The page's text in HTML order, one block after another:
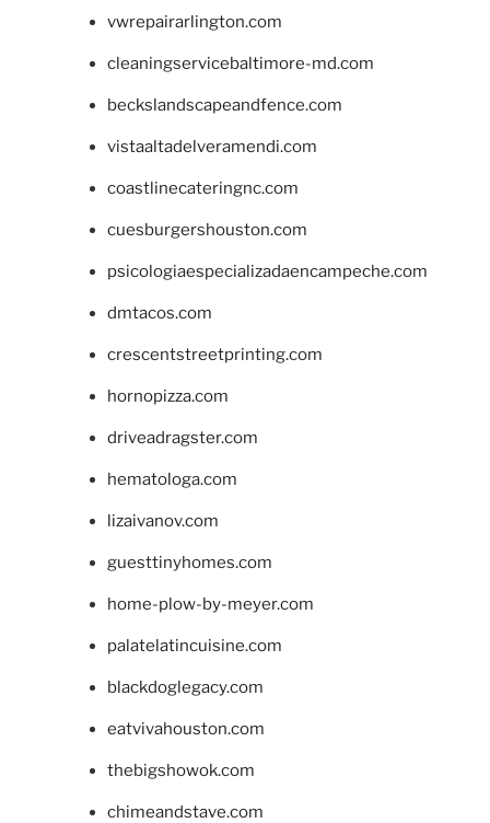
vwrepairarlington.com
cleaningservicebaltimore-md.com
beckslandscapeandfence.com
vistaaltadelveramendi.com
coastlinecateringnc.com
cuesburgershouston.com
psicologiaespecializadaencampeche.com
dmtacos.com
crescentstreetprinting.com
hornopizza.com
driveadragster.com
hematologa.com
lizaivanov.com
guesttinyhomes.com
home-plow-by-meyer.com
palatelatincuisine.com
blackdoglegacy.com
eatvivahouston.com
thebigshowok.com
chimeandstave.com